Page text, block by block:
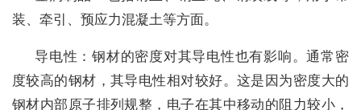
装、牵引、预应力混凝土等方面。
导电性：钢材的密度对其导电性也有影响。通常密
度较高的钢材，其导电性相对较好。这是因为密度大的
钢材内部原子排列规整，电子在其中移动的阻力较小，